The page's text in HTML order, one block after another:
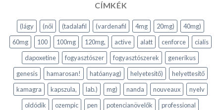
CÍMKÉK
(lágy (női (tadalafil (vardenafil 4mg 20mg)
40mg)
60mg
100 100mg 120mg, active alatt cenforce
cialis
dapoxetine
fogyasztószer fogyasztószerek
generikus
genesis
hamarosan! hatóanyag) helyetesitő)
helyettesítő
kamagra
kapszula, lab.) mg) nanda nouveaux
nyelv
oldódik
ozempic pen potencianövelők
professional